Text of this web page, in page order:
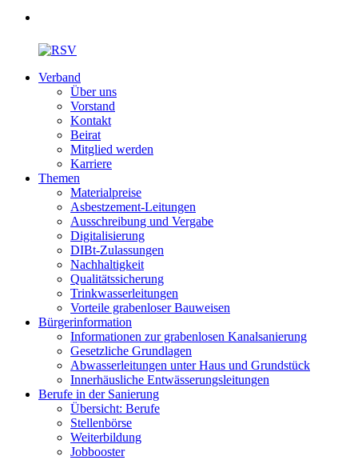
Verband
Über uns
Vorstand
Kontakt
Beirat
Mitglied werden
Karriere
Themen
Materialpreise
Asbestzement-Leitungen
Ausschreibung und Vergabe
Digitalisierung
DIBt-Zulassungen
Nachhaltigkeit
Qualitätssicherung
Trinkwasserleitungen
Vorteile grabenloser Bauweisen
Bürgerinformation
Informationen zur grabenlosen Kanalsanierung
Gesetzliche Grundlagen
Abwasserleitungen unter Haus und Grundstück
Innerhäusliche Entwässerungsleitungen
Berufe in der Sanierung
Übersicht: Berufe
Stellenbörse
Weiterbildung
Jobbooster